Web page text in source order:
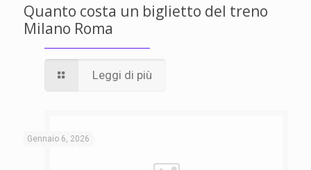
Quanto costa un biglietto del treno
Milano Roma
Leggi di più
Gennaio 6, 2026